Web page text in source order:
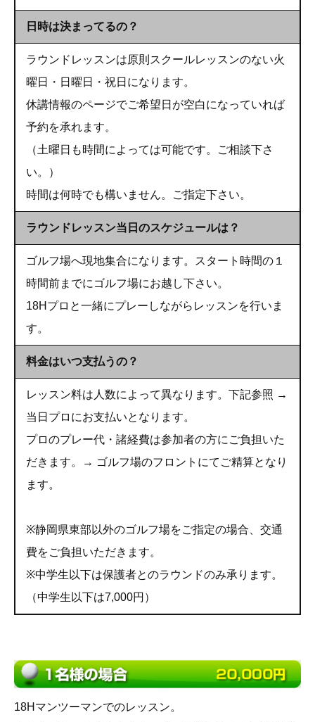
日時は決まってるの？
ラウンドレッスンは原則スクールレッスンのない火
曜日・日曜日・祝日 になります。
休講情報のページでご希望日が空白になっていれば
予約を承れます。
（土曜日も時間によっては可能です。ご相談下さ
い。）
時間は何時でも構いません。ご指定下さい。
ラウンドレッスン当日のスケジュールは？
ゴルフ場へ現地集合になります。スタート時間の１
時間前までにゴルフ場にお越し下さい。
18Hプロと一緒にプレーしながらレッスンを行いま
す。
料金はいつ支払うの？
レッスン料は人数によって異なります。下記参照 →
当日プロにお支払いとなります。
プロのプレー代・諸経費は参加者の方にご負担いた
だきます。→ ゴルフ場のフロントにてご精算となり
ます。
※静岡県東部以外のゴルフ場をご指定の場合、交通
費をご負担いただきます。
※中学生以下は保護者とのラウンドのみ承ります。
（中学生以下は7,000円）
18Hマンツーマンでのレッスン。